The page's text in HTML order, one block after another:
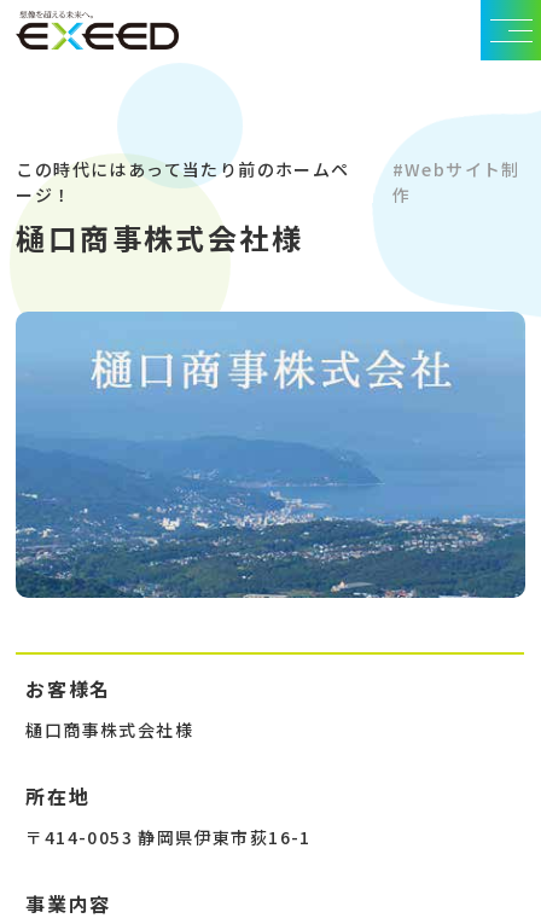
この時代にはあって当たり前のホームペ
ージ！
#Webサイト制
作
樋口商事株式会社様
お客様名
樋口商事株式会社様
所在地
〒414-0053 静岡県伊東市荻16-1
事業内容